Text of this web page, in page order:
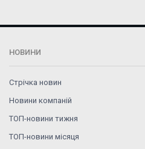
НОВИНИ
Стрічка новин
Новини компаній
ТОП-новини тижня
ТОП-новини місяця